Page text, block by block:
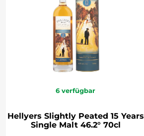
6 verfügbar
Hellyers Slightly Peated 15 Years
Single Malt 46.2° 70cl